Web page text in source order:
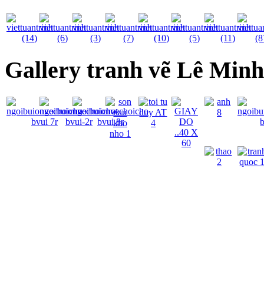
Gallery tranh vẽ Lê